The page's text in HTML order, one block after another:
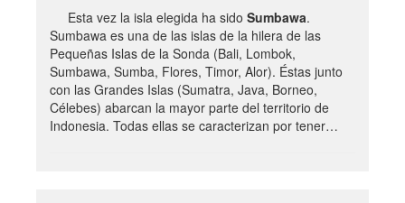
Esta vez la isla elegida ha sido Sumbawa.
Sumbawa es una de las islas de la hilera de las
Pequeñas Islas de la Sonda (Bali, Lombok,
Sumbawa, Sumba, Flores, Timor, Alor). Éstas junto
con las Grandes Islas (Sumatra, Java, Borneo,
Célebes) abarcan la mayor parte del territorio de
Indonesia. Todas ellas se caracterizan por tener…